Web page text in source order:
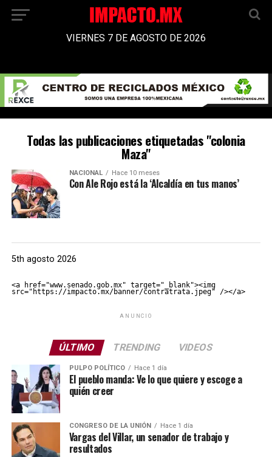
VIERNES 7 DE AGOSTO DE 2026
Todas las publicaciones etiquetadas "colonia
Maza"
NACIONAL Hace 10 meses
Con Ale Rojo está la ‘Alcaldía en tus manos’
5th agosto 2026
<a href="www.senado.gob.mx" target="_blank"><img
src="https://impacto.mx/banner/contratrata.jpeg" /></a>
ANUNCIO
ÚLTIMO TRENDING VIDEOS
PULPO POLÍTICO Hace 1 día
El pueblo manda: Ve lo que quiere y escoge a
quién creer
CONGRESO DE LA UNIÓN Hace 1 día
Vargas del Villar, un senador de trabajo y
resultados